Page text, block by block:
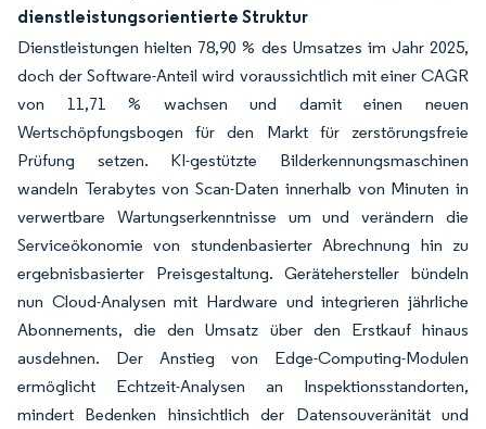
dienstleistungsorientierte Struktur
Dienstleistungen hielten 78,90 % des Umsatzes im Jahr 2025,
doch der Software-Anteil wird voraussichtlich mit einer CAGR
von 11,71 % wachsen und damit einen neuen
Wertschöpfungsbogen für den Markt für zerstörungsfreie
Prüfung setzen. KI-gestützte Bilderkennungsmaschinen
wandeln Terabytes von Scan-Daten innerhalb von Minuten in
verwertbare Wartungserkenntnisse um und verändern die
Serviceökonomie von stundenbasierter Abrechnung hin zu
ergebnisbasierter Preisgestaltung. Gerätehersteller bündeln
nun Cloud-Analysen mit Hardware und integrieren jährliche
Abonnements, die den Umsatz über den Erstkauf hinaus
ausdehnen. Der Anstieg von Edge-Computing-Modulen
ermöglicht Echtzeit-Analysen an Inspektionsstandorten,
mindert Bedenken hinsichtlich der Datensouveränität und